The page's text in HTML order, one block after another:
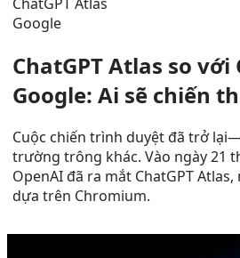
Google
ChatGPT Atlas so với
Google: Ai sẽ chiến
Cuộc chiến trình duyệt đã trở
trường trông khác. Vào ngày 21
OpenAI đã ra mắt ChatGPT
dựa trên Chromium.